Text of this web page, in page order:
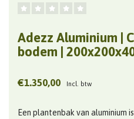
Adezz Aluminium |
bodem |
€1.350,00 Incl. btw
Een plantenbak van aluminium